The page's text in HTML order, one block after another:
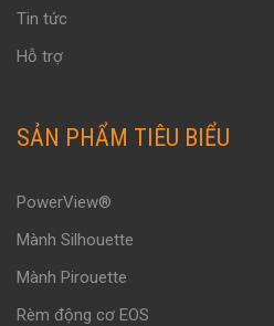
Tin tức
Hỗ trợ
SẢN PHẨM TIÊU BIỂU
PowerView®
Mành Silhouette
Mành Pirouette
Rèm động cơ EOS